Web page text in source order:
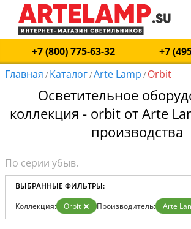
+7 (800) 775-63-32
+7
Главная / Каталог/Arte Lamp / Orbit
Осветительное
коллекция - orbit от Arte
производства
ВЫБРАННЫЕ ФИЛЬТРЫ:
Коллекция: Orbit Производитель: Arte